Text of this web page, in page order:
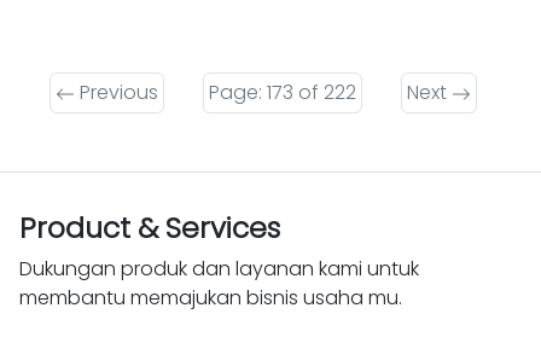
Previous Page: 173 of 222 Next
Product & Services
Dukungan produk dan layanan kami untuk
membantu memajukan bisnis usaha mu.